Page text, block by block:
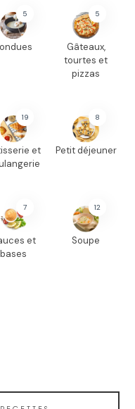
5 5
Gâteaux,
tourtes et
pizzas
19
et
8
Petit déjeuner
7
et
bases
12
Soupe